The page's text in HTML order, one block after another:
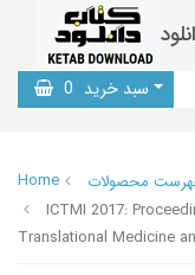
سبد خرید 0
Home
محصولات
ICTMI 2017:
Translational Medicine